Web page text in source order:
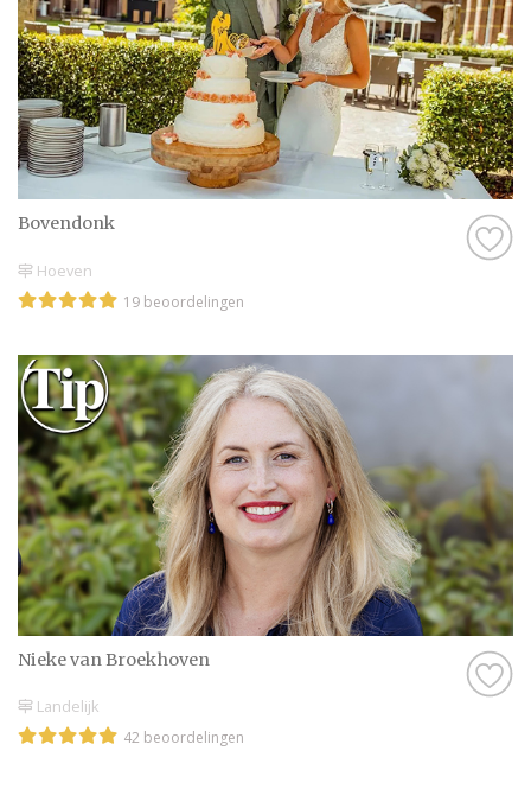
Bovendonk
Hoeven
19 beoordelingen
Nieke van Broekhoven
Landelijk
42 beoordelingen